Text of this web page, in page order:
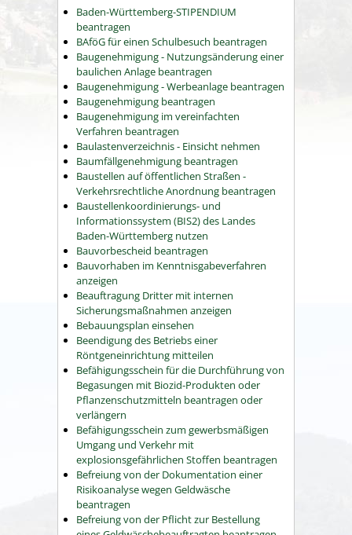
Baden-Württemberg-STIPENDIUM
beantragen
BAföG für einen Schulbesuch beantragen
Baugenehmigung - Nutzungsänderung einer
baulichen Anlage beantragen
Baugenehmigung - Werbeanlage beantragen
Baugenehmigung beantragen
Baugenehmigung im vereinfachten
Verfahren beantragen
Baulastenverzeichnis - Einsicht nehmen
Baumfällgenehmigung beantragen
Baustellen auf öffentlichen Straßen -
Verkehrsrechtliche Anordnung beantragen
Baustellenkoordinierungs- und
Informationssystem (BIS2) des Landes
Baden-Württemberg nutzen
Bauvorbescheid beantragen
Bauvorhaben im Kenntnisgabeverfahren
anzeigen
Beauftragung Dritter mit internen
Sicherungsmaßnahmen anzeigen
Bebauungsplan einsehen
Beendigung des Betriebs einer
Röntgeneinrichtung mitteilen
Befähigungsschein für die Durchführung von
Begasungen mit Biozid-Produkten oder
Pflanzenschutzmitteln beantragen oder
verlängern
Befähigungsschein zum gewerbsmäßigen
Umgang und Verkehr mit
explosionsgefährlichen Stoffen beantragen
Befreiung von der Dokumentation einer
Risikoanalyse wegen Geldwäsche
beantragen
Befreiung von der Pflicht zur Bestellung